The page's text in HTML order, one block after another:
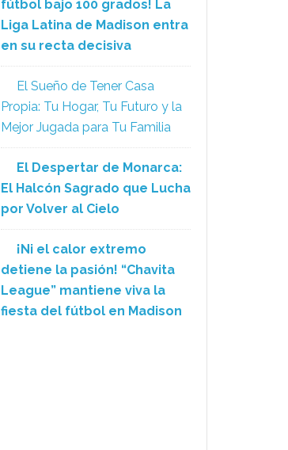
fútbol bajo 100 grados! La
Liga Latina de Madison entra
en su recta decisiva
El Sueño de Tener Casa
Propia: Tu Hogar, Tu Futuro y la
Mejor Jugada para Tu Familia
El Despertar de Monarca:
El Halcón Sagrado que Lucha
por Volver al Cielo
¡Ni el calor extremo
detiene la pasión! “Chavita
League” mantiene viva la
fiesta del fútbol en Madison